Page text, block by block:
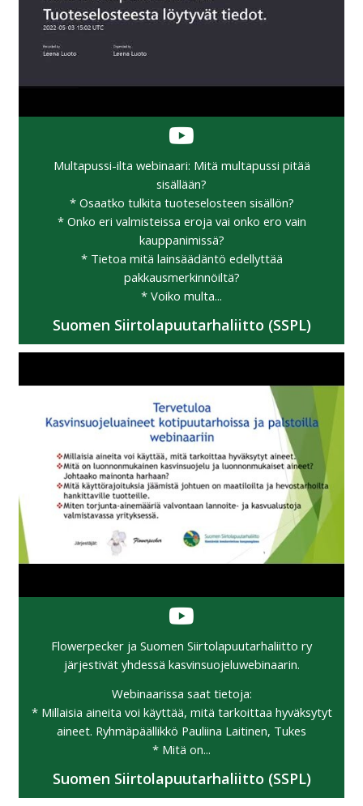
Multapussi-ilta webinaari: Mitä multapussi pitää
sisällään?
* Osaatko tulkita tuoteselosteen sisällön?
* Onko eri valmisteissa eroja vai onko ero vain
kauppanimissä?
* Tietoa mitä lainsäädäntö edellyttää
pakkausmerkinnöiltä?
* Voiko multa...
Suomen Siirtolapuutarhaliitto (SSPL)
Flowerpecker ja Suomen Siirtolapuutarhaliitto ry
järjestivät yhdessä kasvinsuojeluwebinaarin.
Webinaarissa saat tietoja:
* Millaisia aineita voi käyttää, mitä tarkoittaa hyväksytyt
aineet. Ryhmäpäällikkö Pauliina Laitinen, Tukes
* Mitä on...
Suomen Siirtolapuutarhaliitto (SSPL)